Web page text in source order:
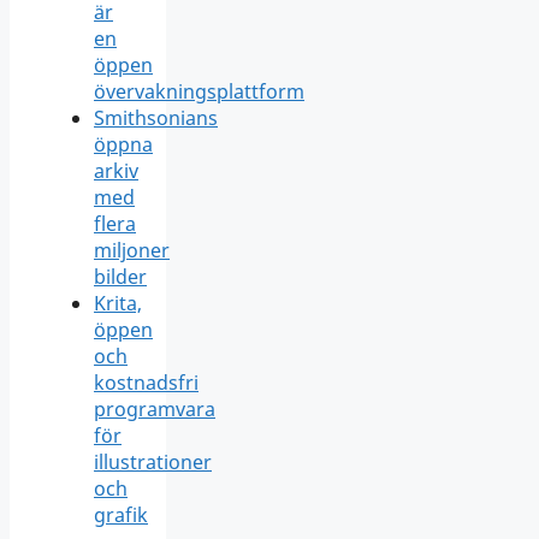
är
en
öppen
övervakningsplattform
Smithsonians
öppna
arkiv
med
flera
miljoner
bilder
Krita,
öppen
och
kostnadsfri
programvara
för
illustrationer
och
grafik